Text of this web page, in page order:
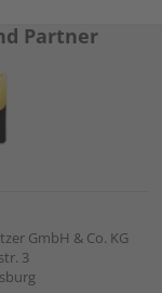
Partner
GmbH & Co. KG
3